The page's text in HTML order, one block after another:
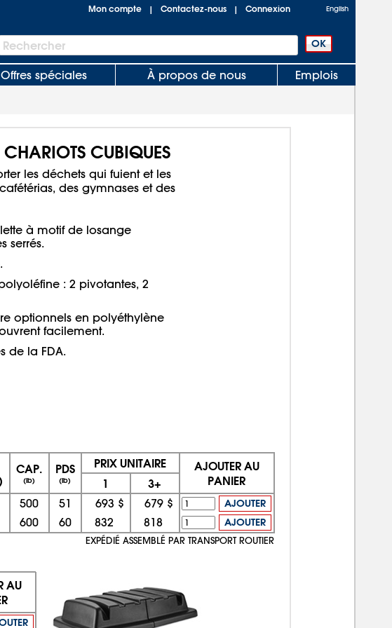
Mon compte | Contactez-nous | Connexion English
de
Rechercher
Offres spéciales À propos de nous Emplois
CUBIQUES
les déchets qui fuient et les
des gymnases et des
à motif de losange
serrés.
: 2 pivotantes, 2
optionnels en polyéthylène
facilement.
de la FDA.
CAP.
(lb)
PDS
(lb)
PRIX UNITAIRE
AJOUTER AU
PANIER
1 3+
500 51 693 $ 679 $ AJOUTER
600 60 832 818 AJOUTER
EXPÉDIÉ ASSEMBLÉ PAR TRANSPORT ROUTIER
AU